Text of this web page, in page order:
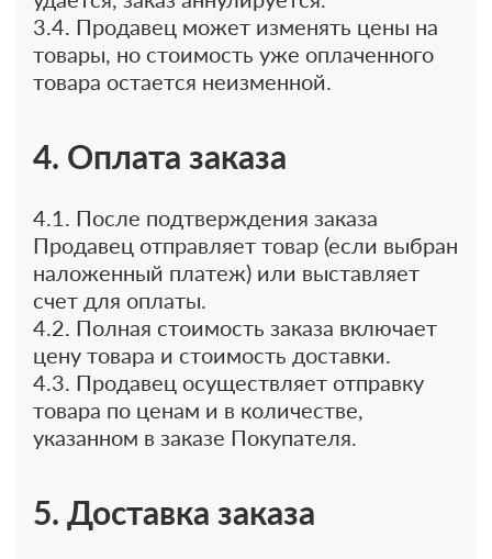
3.4. Продавец может изменять цены на
товары, но стоимость уже оплаченного
товара остается неизменной.
4. Оплата заказа
4.1. После подтверждения заказа
Продавец отправляет товар (если выбран
наложенный платеж) или выставляет
счет для оплаты.
4.2. Полная стоимость заказа включает
цену товара и стоимость доставки.
4.3. Продавец осуществляет отправку
товара по ценам и в количестве,
указанном в заказе Покупателя.
5. Доставка заказа